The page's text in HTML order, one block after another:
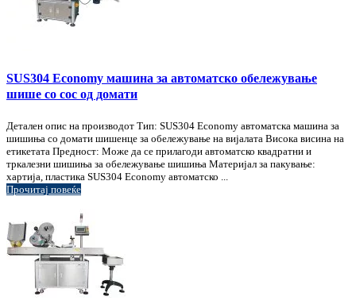
SUS304 Economy машина за автоматско обележување
шише со сос од домати
Детален опис на производот Тип: SUS304 Economy автоматска машина за
шишиња со домати шишенце за обележување на вијалата Висока висина на
етикетата Предност: Може да се прилагоди автоматско квадратни и
тркалезни шишиња за обележување шишиња Материјал за пакување:
хартија, пластика SUS304 Economy автоматско ...
Прочитај повеќе